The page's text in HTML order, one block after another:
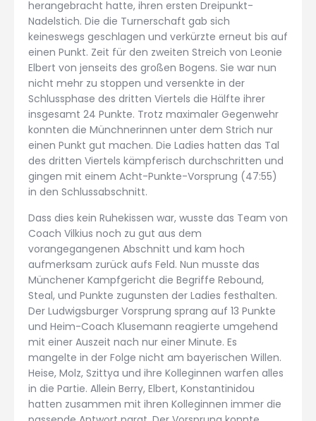
herangebracht hatte, ihren ersten Dreipunkt-
Nadelstich. Die die Turnerschaft gab sich
keineswegs geschlagen und verkürzte erneut bis auf
einen Punkt. Zeit für den zweiten Streich von Leonie
Elbert von jenseits des großen Bogens. Sie war nun
nicht mehr zu stoppen und versenkte in der
Schlussphase des dritten Viertels die Hälfte ihrer
insgesamt 24 Punkte. Trotz maximaler Gegenwehr
konnten die Münchnerinnen unter dem Strich nur
einen Punkt gut machen. Die Ladies hatten das Tal
des dritten Viertels kämpferisch durchschritten und
gingen mit einem Acht-Punkte-Vorsprung (47:55)
in den Schlussabschnitt.
Dass dies kein Ruhekissen war, wusste das Team von
Coach Vilkius noch zu gut aus dem
vorangegangenen Abschnitt und kam hoch
aufmerksam zurück aufs Feld. Nun musste das
Münchener Kampfgericht die Begriffe Rebound,
Steal, und Punkte zugunsten der Ladies festhalten.
Der Ludwigsburger Vorsprung sprang auf 13 Punkte
und Heim-Coach Klusemann reagierte umgehend
mit einer Auszeit nach nur einer Minute. Es
mangelte in der Folge nicht am bayerischen Willen.
Heise, Molz, Szittya und ihre Kolleginnen warfen alles
in die Partie. Allein Berry, Elbert, Konstantinidou
hatten zusammen mit ihren Kolleginnen immer die